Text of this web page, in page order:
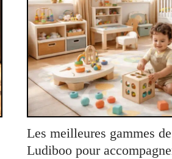
Les meilleures gammes
Ludiboo pour